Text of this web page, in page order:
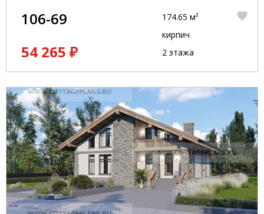
106-69
54 265 ₽
174.65 м²
кирпич
2 этажа